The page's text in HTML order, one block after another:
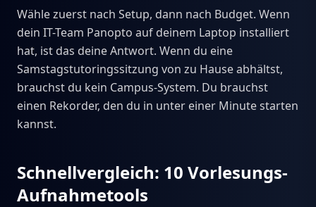
Wähle zuerst nach Setup, dann nach Budget. Wenn
dein IT-Team Panopto auf deinem Laptop installiert
hat, ist das deine Antwort. Wenn du eine
Samstagstutoringssitzung von zu Hause abhältst,
brauchst du kein Campus-System. Du brauchst
einen Rekorder, den du in unter einer Minute starten
kannst.
Schnellvergleich: 10 Vorlesungs-
Aufnahmetools